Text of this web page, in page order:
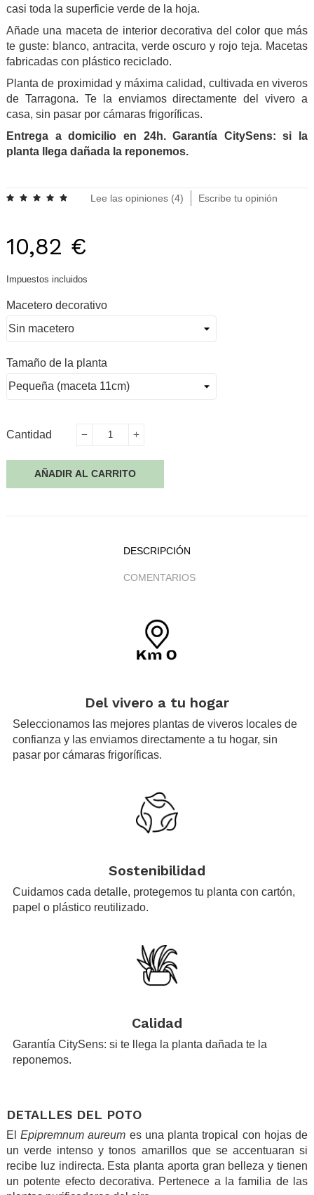
casi toda la superficie verde de la hoja.
Añade una maceta de interior decorativa del color que más
te guste: blanco, antracita, verde oscuro y rojo teja. Macetas
fabricadas con plástico reciclado.
Planta de proximidad y máxima calidad, cultivada en viveros
de Tarragona. Te la enviamos directamente del vivero a
casa, sin pasar por cámaras frigoríficas.
Entrega a domicilio en 24h. Garantía CitySens: si la
planta llega dañada la reponemos.
Lee las opiniones (4) Escribe tu opinión
10,82 €
Impuestos incluidos
Macetero decorativo
Tamaño de la planta
Cantidad
AÑADIR AL CARRITO
DESCRIPCIÓN
COMENTARIOS
Del vivero a tu hogar
Seleccionamos las mejores plantas de viveros locales de
confianza y las enviamos directamente a tu hogar, sin
pasar por cámaras frigoríficas.
Sostenibilidad
Cuidamos cada detalle, protegemos tu planta con cartón,
papel o plástico reutilizado.
Calidad
Garantía CitySens: si te llega la planta dañada te la
reponemos.
DETALLES DEL POTO
ElEpipremnum aureum es una planta tropical con hojas de
un verde intenso y tonos amarillos que se accentuaran si
recibe luz indirecta. Esta planta aporta gran belleza y tienen
un potente efecto decorativa. Pertenece a la familia de las